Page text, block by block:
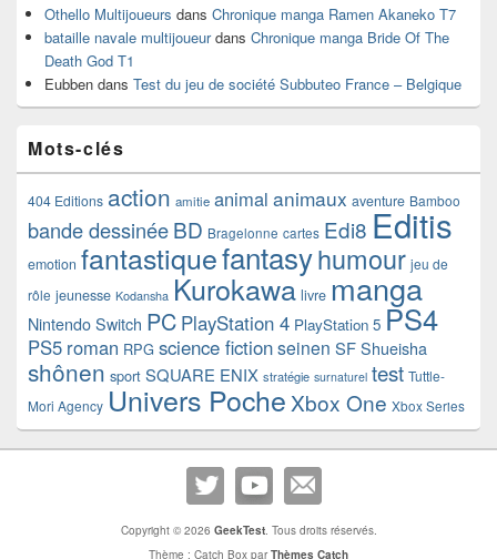
Othello Multijoueurs dans Chronique manga Ramen Akaneko T7
bataille navale multijoueurdans Chronique manga Bride Of The
Death God T1
Eubben dans Test du jeu de société Subbuteo France – Belgique
Mots-clés
404 Editions action amitie animal animaux aventure Bamboo
bande dessinéeBD Bragelonne cartes Edi8 Editis
emotion fantastiquefantasyhumour jeu de
rôle jeunesse Kodansha Kurokawa livre manga
Nintendo Switch PC PlayStation 4 PlayStation 5 PS4
PS5 roman RPG science fictionseinen SF Shueisha
shônen sport SQUARE ENIX stratégie surnaturel test Tuttle-
Mori Agency Univers Poche Xbox One Xbox Series
Copyright © 2026 GeekTest. Tous droits réservés.
Thème : Catch Box parThèmes Catch